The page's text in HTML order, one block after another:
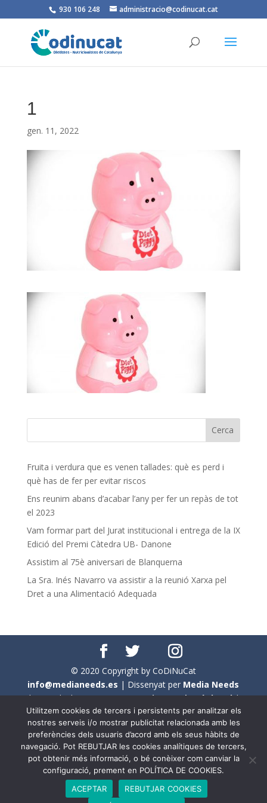
930 106 248 administracio@codinucat.cat
1
gen. 11, 2022
Fruita i verdura que es venen tallades: què es perd i
què has de fer per evitar riscos
Ens reunim abans d’acabar l’any per fer un repàs de tot
el 2023
Vam formar part del Jurat institucional i entrega de la IX
Edició del Premi Càtedra UB- Danone
Assistim al 75è aniversari de Blanquerna
La Sra. Inés Navarro va assistir a la reunió Xarxa pel
Dret a una Alimentació Adequada
© 2020 Copyright by CoDiNuCat
info@medianeeds.es | Dissenyat per Media Needs
| Tots els drets reservats aCoDiNuCat |Avís legal|
Avís per cookies
En aquest web s'ha tingut en compte l'ús no sexista del
llenguatge. No obstant això, i a causa de la seva
extensió, no s'ha pogut fer de manera exhaustiva. Per
aquest motiu, a vegades , s'ha utilitzat el femení com a
genèric, atès que és una professió que compta amb al
Utilitzem cookies de tercers i persistents per analitzar els
nostres serveis i/o mostrar publicitat relacionada amb les
preferències dels usuaris d’acord amb els seus hàbits de
navegació. Pot REBUTJAR les cookies analítiques de tercers,
pot obtenir més informació, o bé conèixer com canviar la
configuració, prement en POLÍTICA DE COOKIES.
ACEPTAR
REBUTJAR COOKIES